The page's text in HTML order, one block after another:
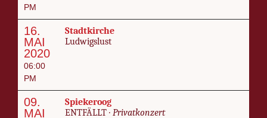
PM
16.
MAI
2020
06:00
PM
Stadt­kir­che
Lud­wigs­lust
09.
MAI
Spie­ke­roog
ENT­FÄLLT · Pri­vat­kon­zert